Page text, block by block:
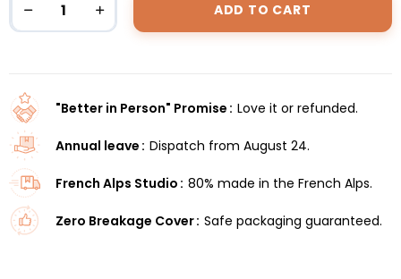
ADD TO CART
"Better in Person" Promise Love it or refunded.
Annual leave Dispatch from August 24.
French Alps Studio 80% made in the French Alps.
Zero Breakage Cover Safe packaging guaranteed.